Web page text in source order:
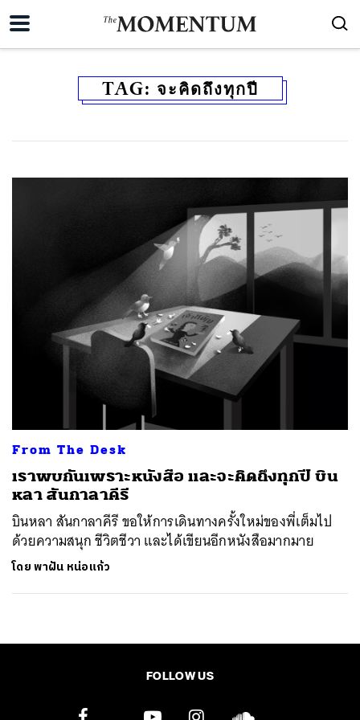
TAG: จะคิดถึงทุกปี
From The Desk
เราพบกันเพราะหนังสือ และจะคิดถึงทุกปี บิน
หลา สันกาลาคีรี
บินหลา สันกาลาคีรี ขอให้การเดินทางครั้งใหม่ของพี่เต็มไป
ด้วยความสนุก ชีวิตชีวา และได้เขียนอีกหนังสือมากมาย
โดยพาฝัน หน่อแก้ว
FOLLOW US
SHARE TWEET LINE